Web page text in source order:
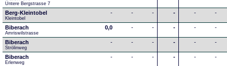
Untere Bergstrasse 7
Berg-Kleintobel
Kleintobel
- - - - - -
Biberach
Amriswilstrasse
0,0 - - - - -
Biberach
Strölinweg
- - - - - -
Biberach
Erlenweg
- - - - - -